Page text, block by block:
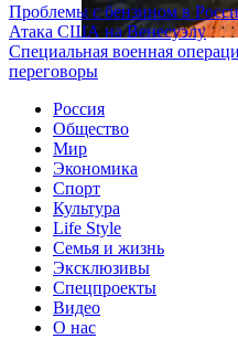
Проблемы с бензином в
Атака США на Венесуэлу
Специальная военная
переговоры
Россия
Общество
Мир
Экономика
Спорт
Культура
Life Style
Семья и жизнь
Эксклюзивы
Спецпроекты
Видео
О нас